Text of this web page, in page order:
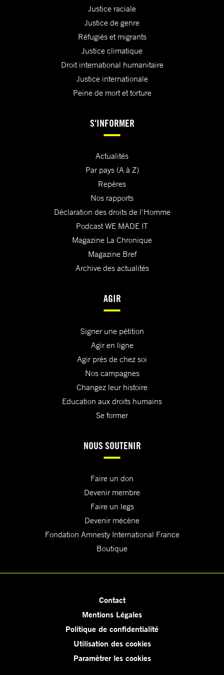
Justice raciale
Justice de genre
Réfugiés et migrants
Justice climatique
Droit international humanitaire
Justice internationale
Peine de mort et torture
S'INFORMER
Actualités
Par pays (A à Z)
Repères
Nos rapports
Déclaration des droits de l'Homme
Podcast WE MADE IT
Magazine La Chronique
Magazine Bref
Archive des actualités
AGIR
Signer une pétition
Agir en ligne
Agir près de chez soi
Nos campagnes
Changez leur histoire
Education aux droits humains
Se former
NOUS SOUTENIR
Faire un don
Devenir membre
Faire un legs
Devenir mécène
Fondation Amnesty International France
Boutique
Contact
Mentions Légales
Politique de confidentialité
Utilisation des cookies
Paramètrer les cookies